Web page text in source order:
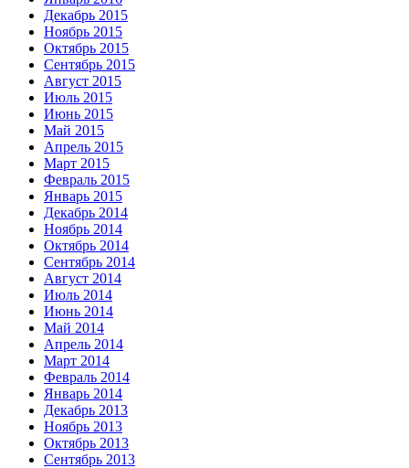
Декабрь 2015
Ноябрь 2015
Октябрь 2015
Сентябрь 2015
Август 2015
Июль 2015
Июнь 2015
Май 2015
Апрель 2015
Март 2015
Февраль 2015
Январь 2015
Декабрь 2014
Ноябрь 2014
Октябрь 2014
Сентябрь 2014
Август 2014
Июль 2014
Июнь 2014
Май 2014
Апрель 2014
Март 2014
Февраль 2014
Январь 2014
Декабрь 2013
Ноябрь 2013
Октябрь 2013
Сентябрь 2013